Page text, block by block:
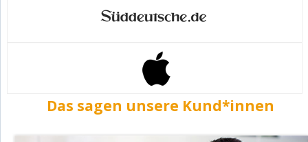
Das sagen unsere Kund*innen